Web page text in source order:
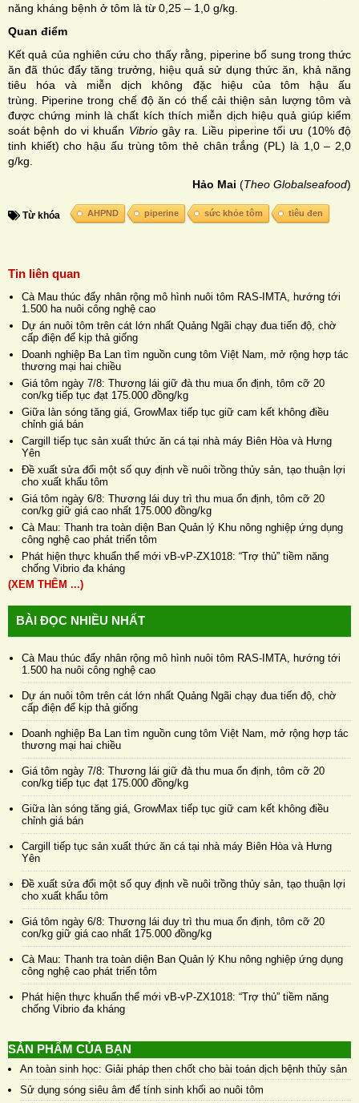
năng kháng bệnh ở tôm là từ 0,25 – 1,0 g/kg.
Quan điểm
Kết quả của nghiên cứu cho thấy rằng, piperine bổ sung trong thức
ăn đã thúc đẩy tăng trưởng, hiệu quả sử dụng thức ăn, khả năng
tiêu hóa và miễn dịch không đặc hiệu của tôm hậu ấu
trùng. Piperine trong chế độ ăn có thể cải thiện sản lượng tôm và
được chứng minh là chất kích thích miễn dịch hiệu quả giúp kiểm
soát bệnh do vi khuẩn Vibriogây ra. Liều piperine tối ưu (10% độ
tinh khiết) cho hậu ấu trùng tôm thẻ chân trắng (PL) là 1,0 – 2,0
g/kg.
Hảo Mai (Theo Globalseafood)
Từ khóa AHPND piperine sức khỏe tôm tiêu đen
Tin liên quan
Cà Mau thúc đẩy nhân rộng mô hình nuôi tôm RAS-IMTA, hướng tới
1.500 ha nuôi công nghệ cao
Dự án nuôi tôm trên cát lớn nhất Quảng Ngãi chạy đua tiến độ, chờ
cấp điện để kịp thả giống
Doanh nghiệp Ba Lan tìm nguồn cung tôm Việt Nam, mở rộng hợp tác
thương mại hai chiều
Giá tôm ngày 7/8: Thương lái giữ đà thu mua ổn định, tôm cỡ 20
con/kg tiếp tục đạt 175.000 đồng/kg
Giữa làn sóng tăng giá, GrowMax tiếp tục giữ cam kết không điều
chỉnh giá bán
Cargill tiếp tục sản xuất thức ăn cá tại nhà máy Biên Hòa và Hưng
Yên
Đề xuất sửa đổi một số quy định về nuôi trồng thủy sản, tạo thuận lợi
cho xuất khẩu tôm
Giá tôm ngày 6/8: Thương lái duy trì thu mua ổn định, tôm cỡ 20
con/kg giữ giá cao nhất 175.000 đồng/kg
Cà Mau: Thanh tra toàn diện Ban Quản lý Khu nông nghiệp ứng dụng
công nghệ cao phát triển tôm
Phát hiện thực khuẩn thể mới vB-vP-ZX1018: “Trợ thủ” tiềm năng
chống Vibrio đa kháng
(XEM THÊM ...)
BÀI ĐỌC NHIỀU NHẤT
Cà Mau thúc đẩy nhân rộng mô hình nuôi tôm RAS-IMTA, hướng tới
1.500 ha nuôi công nghệ cao
Dự án nuôi tôm trên cát lớn nhất Quảng Ngãi chạy đua tiến độ, chờ
cấp điện để kịp thả giống
Doanh nghiệp Ba Lan tìm nguồn cung tôm Việt Nam, mở rộng hợp tác
thương mại hai chiều
Giá tôm ngày 7/8: Thương lái giữ đà thu mua ổn định, tôm cỡ 20
con/kg tiếp tục đạt 175.000 đồng/kg
Giữa làn sóng tăng giá, GrowMax tiếp tục giữ cam kết không điều
chỉnh giá bán
Cargill tiếp tục sản xuất thức ăn cá tại nhà máy Biên Hòa và Hưng
Yên
Đề xuất sửa đổi một số quy định về nuôi trồng thủy sản, tạo thuận lợi
cho xuất khẩu tôm
Giá tôm ngày 6/8: Thương lái duy trì thu mua ổn định, tôm cỡ 20
con/kg giữ giá cao nhất 175.000 đồng/kg
Cà Mau: Thanh tra toàn diện Ban Quản lý Khu nông nghiệp ứng dụng
công nghệ cao phát triển tôm
Phát hiện thực khuẩn thể mới vB-vP-ZX1018: “Trợ thủ” tiềm năng
chống Vibrio đa kháng
SẢN PHẨM CỦA BẠN
An toàn sinh học: Giải pháp then chốt cho bài toán dịch bệnh thủy sản
Sử dụng sóng siêu âm để tính sinh khối ao nuôi tôm